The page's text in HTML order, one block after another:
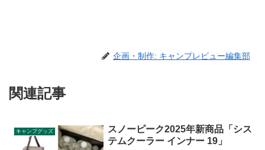
企画・制作: キャンプレビュー編集部
関連記事
キャンプグッズ
スノーピーク2025年新商品「シス
テムクーラー インナー 19」